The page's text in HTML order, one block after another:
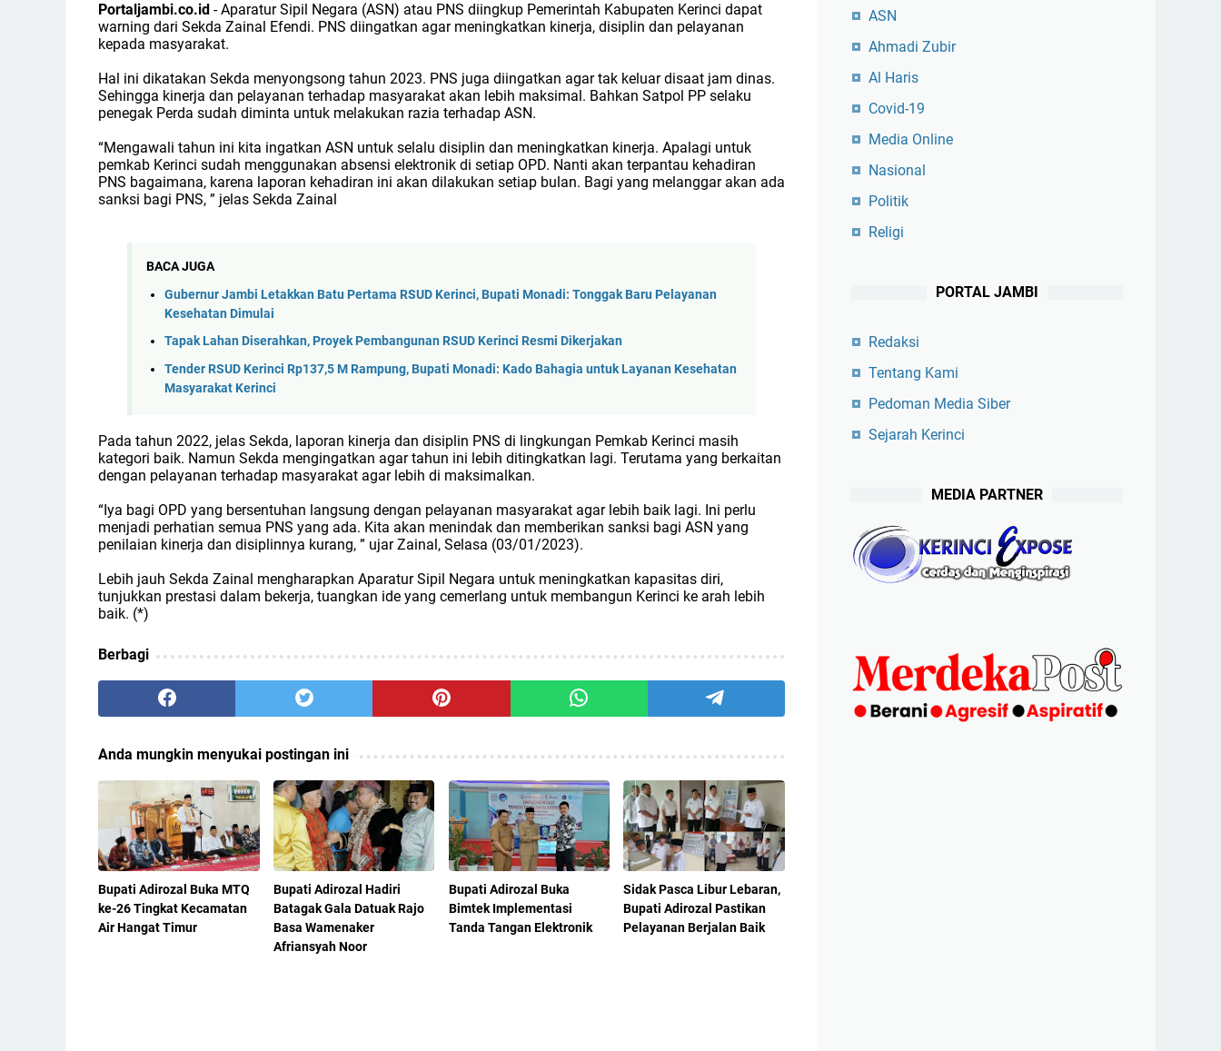
Portaljambi.co.id - Aparatur Sipil Negara (ASN) atau PNS diingkup Pemerintah Kabupaten Kerinci dapat
warning dari Sekda Zainal Efendi. PNS diingatkan agar meningkatkan kinerja, disiplin dan pelayanan
kepada masyarakat.
Hal ini dikatakan Sekda menyongsong tahun 2023. PNS juga diingatkan agar tak keluar disaat jam dinas.
Sehingga kinerja dan pelayanan terhadap masyarakat akan lebih maksimal. Bahkan Satpol PP selaku
penegak Perda sudah diminta untuk melakukan razia terhadap ASN.
“Mengawali tahun ini kita ingatkan ASN untuk selalu disiplin dan meningkatkan kinerja. Apalagi untuk
pemkab Kerinci sudah menggunakan absensi elektronik di setiap OPD. Nanti akan terpantau kehadiran
PNS bagaimana, karena laporan kehadiran ini akan dilakukan setiap bulan. Bagi yang melanggar akan ada
sanksi bagi PNS, ” jelas Sekda Zainal
BACA JUGA
Gubernur Jambi Letakkan Batu Pertama RSUD Kerinci, Bupati Monadi: Tonggak Baru Pelayanan
Kesehatan Dimulai
Tapak Lahan Diserahkan, Proyek Pembangunan RSUD Kerinci Resmi Dikerjakan
Tender RSUD Kerinci Rp137,5 M Rampung, Bupati Monadi: Kado Bahagia untuk Layanan Kesehatan
Masyarakat Kerinci
Pada tahun 2022, jelas Sekda, laporan kinerja dan disiplin PNS di lingkungan Pemkab Kerinci masih
kategori baik. Namun Sekda mengingatkan agar tahun ini lebih ditingkatkan lagi. Terutama yang berkaitan
dengan pelayanan terhadap masyarakat agar lebih di maksimalkan.
“Iya bagi OPD yang bersentuhan langsung dengan pelayanan masyarakat agar lebih baik lagi. Ini perlu
menjadi perhatian semua PNS yang ada. Kita akan menindak dan memberikan sanksi bagi ASN yang
penilaian kinerja dan disiplinnya kurang, ” ujar Zainal, Selasa (03/01/2023).
Lebih jauh Sekda Zainal mengharapkan Aparatur Sipil Negara untuk meningkatkan kapasitas diri,
tunjukkan prestasi dalam bekerja, tuangkan ide yang cemerlang untuk membangun Kerinci ke arah lebih
baik. (*)
Berbagi
Anda mungkin menyukai postingan ini
Bupati Adirozal Buka MTQ
ke-26 Tingkat Kecamatan
Air Hangat Timur
Bupati Adirozal Hadiri
Batagak Gala Datuak Rajo
Basa Wamenaker
Afriansyah Noor
Bupati Adirozal Buka
Bimtek Implementasi
Tanda Tangan Elektronik
Sidak Pasca Libur Lebaran,
Bupati Adirozal Pastikan
Pelayanan Berjalan Baik
ASN
Ahmadi Zubir
Al Haris
Covid-19
Media Online
Nasional
Politik
Religi
PORTAL JAMBI
Redaksi
Tentang Kami
Pedoman Media Siber
Sejarah Kerinci
MEDIA PARTNER